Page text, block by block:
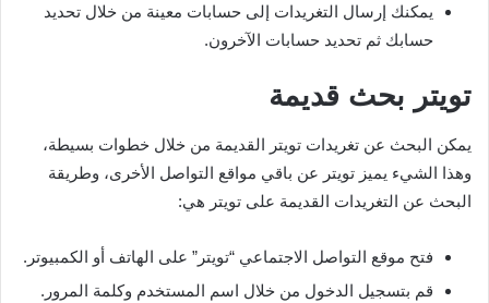
يمكنك إرسال التغريدات إلى حسابات معينة من خلال تحديد
حسابك ثم تحديد حسابات الآخرون.
تويتر بحث قديمة
يمكن البحث عن تغريدات تويتر القديمة من خلال خطوات بسيطة،
وهذا الشيء يميز تويتر عن باقي مواقع التواصل الأخرى، وطريقة
البحث عن التغريدات القديمة على تويتر هي:
فتح موقع التواصل الاجتماعي “تويتر” على الهاتف أو الكمبيوتر.
قم بتسجيل الدخول من خلال اسم المستخدم وكلمة المرور.